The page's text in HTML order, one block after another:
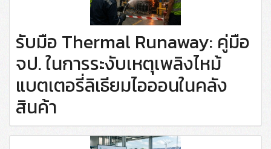
รับมือ Thermal Runaway: คู่มือ
จป. ในการระงับเหตุเพลิงไหม้
แบตเตอรี่ลิเธียมไอออนในคลัง
สินค้า